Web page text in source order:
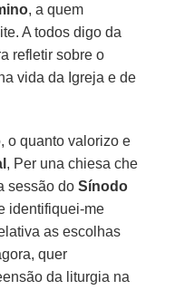
, a quem
A todos digo da
refletir sobre o
vida da Igreja e de
o quanto valorizo e
, Per una chiesa che
sessão doSínodo
identifiquei-me
as escolhas
quer
da liturgia na